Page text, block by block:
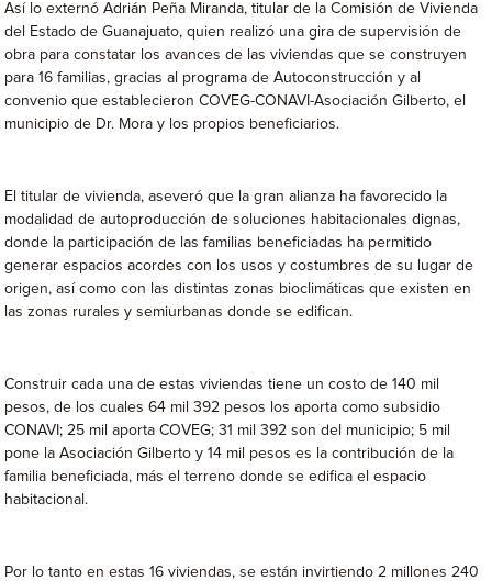
Así lo externó Adrián Peña Miranda, titular de la Comisión de Vivienda
del Estado de Guanajuato, quien realizó una gira de supervisión de
obra para constatar los avances de las viviendas que se construyen
para 16 familias, gracias al programa de Autoconstrucción y al
convenio que establecieron COVEG-CONAVI-Asociación Gilberto, el
municipio de Dr. Mora y los propios beneficiarios.
El titular de vivienda, aseveró que la gran alianza ha favorecido la
modalidad de autoproducción de soluciones habitacionales dignas,
donde la participación de las familias beneficiadas ha permitido
generar espacios acordes con los usos y costumbres de su lugar de
origen, así como con las distintas zonas bioclimáticas que existen en
las zonas rurales y semiurbanas donde se edifican.
Construir cada una de estas viviendas tiene un costo de 140 mil
pesos, de los cuales 64 mil 392 pesos los aporta como subsidio
CONAVI; 25 mil aporta COVEG; 31 mil 392 son del municipio; 5 mil
pone la Asociación Gilberto y 14 mil pesos es la contribución de la
familia beneficiada, más el terreno donde se edifica el espacio
habitacional.
Por lo tanto en estas 16 viviendas, se están invirtiendo 2 millones 240